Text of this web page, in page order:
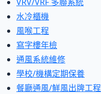
水冷櫃機
風喉工程
寫字樓年檢
通風系統維修
學校/機構定期保養
餐廳通風/鮮風出牌工程